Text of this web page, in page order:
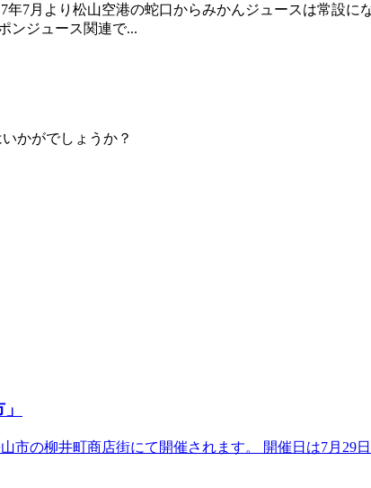
年7月より松山空港の蛇口からみかんジュースは常設
ンジュース関連で...
かがでしょうか？
市の柳井町商店街にて開催されます。 開催日は7月29